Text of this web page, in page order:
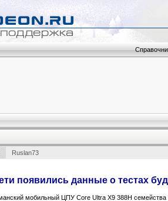
Ruslan73
появились данные о тестах
мобильный ЦПУ Core Ultra X9 388H семейства